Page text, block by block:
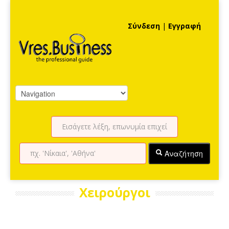
Σύνδεση | Εγγραφή
Αναζήτηση
Χειρούργοι